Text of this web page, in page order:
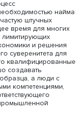
организации по
а также
добычи полезных
потенциал
в
Инны Лолы,
производства.
отсутствием
внешним